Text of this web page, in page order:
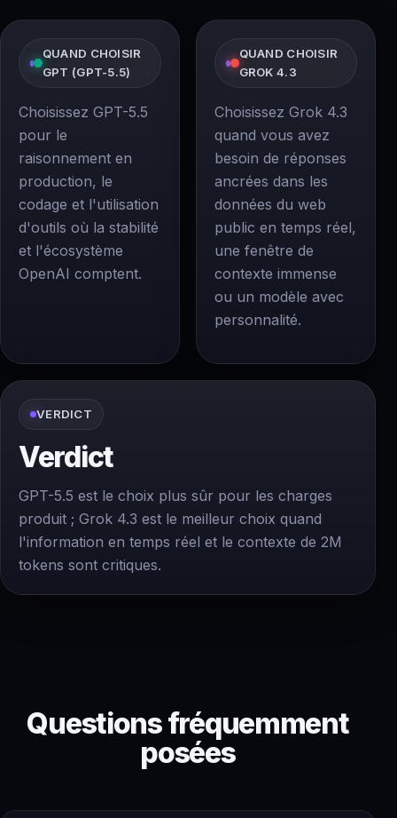
QUAND CHOISIR
GPT (GPT-5.5)
Choisissez GPT-5.5
pour le
raisonnement en
production, le
codage et l'utilisation
d'outils où la stabilité
et l'écosystème
OpenAI comptent.
QUAND CHOISIR
GROK 4.3
Choisissez Grok 4.3
quand vous avez
besoin de réponses
ancrées dans les
données du web
public en temps réel,
une fenêtre de
contexte immense
ou un modèle avec
personnalité.
VERDICT
Verdict
GPT-5.5 est le choix plus sûr pour les charges
produit ; Grok 4.3 est le meilleur choix quand
l'information en temps réel et le contexte de 2M
tokens sont critiques.
Questions fréquemment
posées